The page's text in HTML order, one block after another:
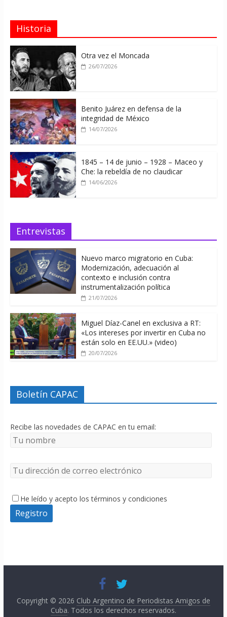
Historia
Otra vez el Moncada
26/07/2026
Benito Juárez en defensa de la
integridad de México
14/07/2026
1845 – 14 de junio – 1928 – Maceo y
Che: la rebeldía de no claudicar
14/06/2026
Entrevistas
Nuevo marco migratorio en Cuba:
Modernización, adecuación al
contexto e inclusión contra
instrumentalización política
21/07/2026
Miguel Díaz-Canel en exclusiva a RT:
«Los intereses por invertir en Cuba no
están solo en EE.UU.» (video)
20/07/2026
Boletín CAPAC
Recibe las novedades de CAPAC en tu email:
He leído y acepto los términos y condiciones
Copyright © 2026 Club Argentino de Periodistas Amigos de
Cuba. Todos los derechos reservados.